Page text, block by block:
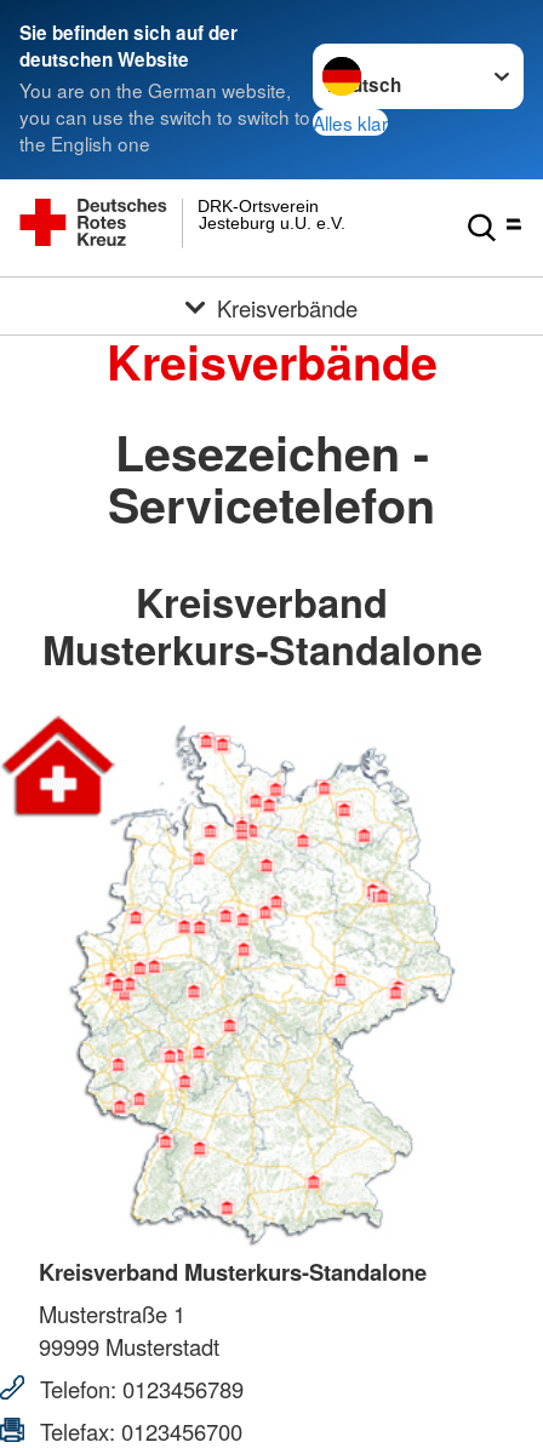
Sie befinden sich auf der
deutschen Website
You are on the German website,
you can use the switch to switch to
the English one
Sprache wechseln zu
Alles klar
Jesteburg u.U. e.V.
DRK-Ortsverein
Kreisverbände
Kreisverbände
Lesezeichen -
Servicetelefon
Kreisverband
Musterkurs-Standalone
Kreisverband Musterkurs-Standalone
Musterstraße 1
99999 Musterstadt
Telefon: 0123456789
Telefax: 0123456700